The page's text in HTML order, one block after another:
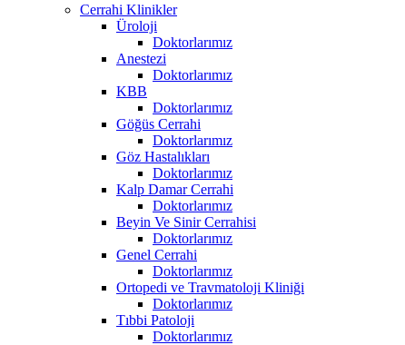
Cerrahi Klinikler
Üroloji
Doktorlarımız
Anestezi
Doktorlarımız
KBB
Doktorlarımız
Göğüs Cerrahi
Doktorlarımız
Göz Hastalıkları
Doktorlarımız
Kalp Damar Cerrahi
Doktorlarımız
Beyin Ve Sinir Cerrahisi
Doktorlarımız
Genel Cerrahi
Doktorlarımız
Ortopedi ve Travmatoloji Kliniği
Doktorlarımız
Tıbbi Patoloji
Doktorlarımız